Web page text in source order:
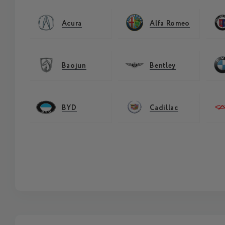
Acura Alfa Romeo
Baojun Bentley
BYD Cadillac